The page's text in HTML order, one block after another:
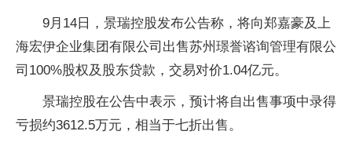
9月14日，景瑞控股发布公告称，将向郑嘉豪及上
海宏伊企业集团有限公司出售苏州璟誉谘询管理有限公
司100%股权及股东贷款，交易对价1.04亿元。
景瑞控股在公告中表示，预计将自出售事项中录得
亏损约3612.5万元，相当于七折出售。